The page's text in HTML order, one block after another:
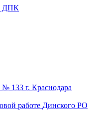
ДПК
133 г. Краснодара
работе Динского РО